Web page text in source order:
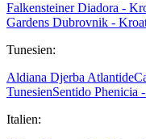
Falkensteiner Diadora -
Gardens Dubrovnik -
Tunesien:
Aldiana Djerba Atlantide
TunesienSentido Phenicia
Italien: